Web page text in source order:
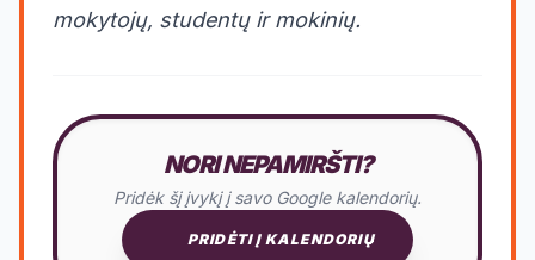
mokytojų, studentų ir mokinių.
NORI NEPAMIRŠTI?
Pridėk šį įvykį į savo Google kalendorių.
PRIDĖTI Į KALENDORIŲ